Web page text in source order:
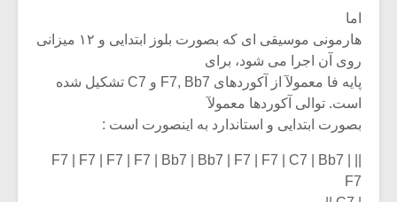
اما
هارمونی موسیقی ای که بصورت بلوز ابتدایی و ۱۲ میزانی
روی آن اجرا می شود، برای
پایه فا معمولآ از آکوردهای F7, Bb7 و C7 تشکیل شده
است. توالی آکوردها معمولآ
بصورت ابتدایی و استاندارد به اینصورت است :
|| F7 | F7 | F7 | F7 | Bb7 | Bb7 | F7 | F7 | C7 | Bb7 |
F7